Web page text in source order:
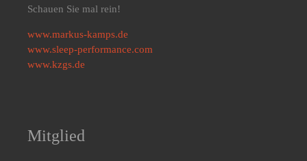
Schauen Sie mal rein!
www.markus-kamps.de
www.sleep-performance.com
www.kzgs.de
Mitglied